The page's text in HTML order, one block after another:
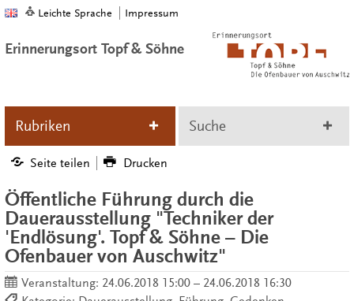
Leichte Sprache Impressum
Erinnerungsort Topf & Söhne
Rubriken Suche
Seite teilen Drucken
Öffentliche Führung durch die
Dauerausstellung "Techniker der
'Endlösung'. Topf & Söhne – Die
Ofenbauer von Auschwitz"
Veranstaltung: 24.06.2018 15:00 – 24.06.2018 16:30